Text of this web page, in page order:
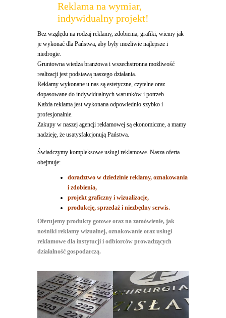
Reklama na wymiar,
indywidualny projekt!
Bez względu na rodzaj reklamy, zdobienia, grafiki, wiemy jak
je wykonać dla Państwa, aby były możliwie najlepsze i
niedrogie.
Gruntowna wiedza branżowa i wszechstronna możliwość
realizacji jest podstawą naszego działania.
Reklamy wykonane u nas są estetyczne, czytelne oraz
dopasowane do indywidualnych warunków i potrzeb.
Każda reklama jest wykonana odpowiednio szybko i
profesjonalnie.
Zakupy w naszej agencji reklamowej są ekonomiczne, a mamy
nadzieję, że usatysfakcjonują Państwa.
Świadczymy kompleksowe usługi reklamowe. Nasza oferta
obejmuje:
doradztwo w dziedzinie reklamy, oznakowania
i zdobienia,
projekt graficzny i wizualizacje,
produkcję, sprzedaż i niezbędny serwis.
Oferujemy produkty gotowe oraz na zamówienie, jak
nośniki reklamy wizualnej, oznakowanie oraz usługi
reklamowe dla instytucji i odbiorców prowadzących
działalność gospodarczą.